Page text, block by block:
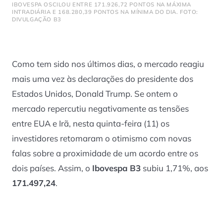
IBOVESPA OSCILOU ENTRE 171.926,72 PONTOS NA MÁXIMA
INTRADIÁRIA E 168.280,39 PONTOS NA MÍNIMA DO DIA. FOTO:
DIVULGAÇÃO B3
Como tem sido nos últimos dias, o mercado reagiu
mais uma vez às declarações do presidente dos
Estados Unidos, Donald Trump. Se ontem o
mercado repercutiu negativamente as tensões
entre EUA e Irã, nesta quinta-feira (11) os
investidores retomaram o otimismo com novas
falas sobre a proximidade de um acordo entre os
dois países. Assim, o Ibovespa B3 subiu 1,71%, aos
171.497,24.